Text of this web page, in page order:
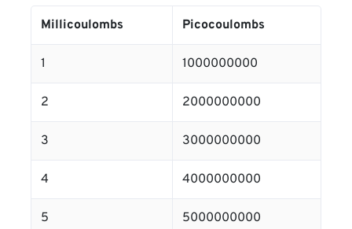
Millicoulombs Picocoulombs
1 1000000000
2 2000000000
3 3000000000
4 4000000000
5 5000000000